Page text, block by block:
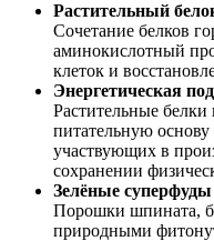
Растительный
Сочетание белков
аминокислотный
клеток и
Энергетическая
Растительные
питательную
участвующих в
сохранении
Зелёные
Порошки шпината,
природными